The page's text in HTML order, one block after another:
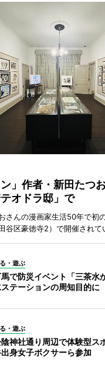
ン」作者・新田た
オドラ邸」で
さんの漫画家生活50年で初
谷区豪徳寺2）で開催されて
・遊ぶ
で防災イベント「三茶
テーションの周知目的に
・遊ぶ
神社通り周辺で体験型
身女子ボクサーら参加